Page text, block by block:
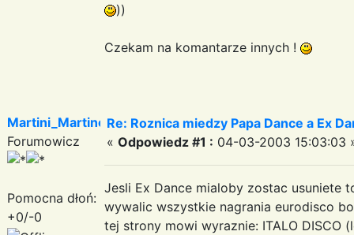
))
Czekam na komantarze innych !
Martini_Martinez
Forumowicz
Pomocna dłoń:
+0/-0
Re: Roznica miedzy Papa Dance a Ex
« Odpowiedz #1 : 04-03-2003 15:03:03
Jesli Ex Dance mialoby zostac usuniete
wywalic wszystkie nagrania eurodisco
tej strony mowi wyraznie: ITALO